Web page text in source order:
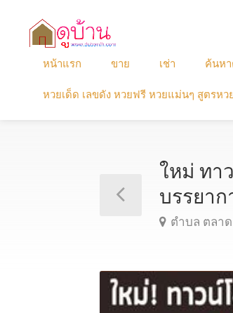
หน้าแรก ขาย เช่า ค้นหา
หวยเด็ด เลขดัง หวยฟรี หวยแม่นๆ สูตรหว
ใหม่ ทา
บรรยา
ตำบล ตลา